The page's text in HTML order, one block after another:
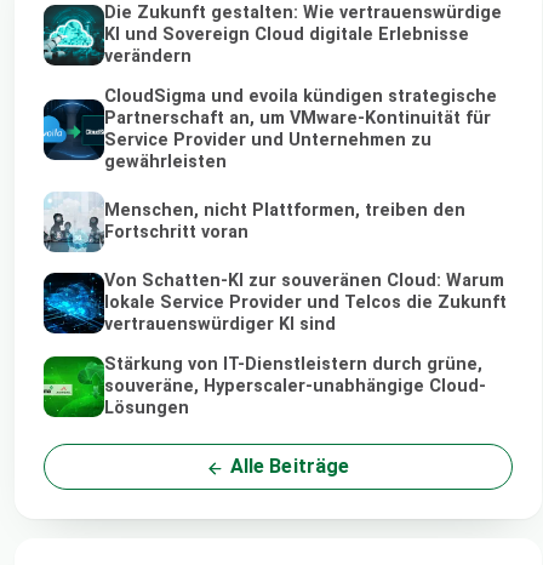
Die Zukunft gestalten: Wie vertrauenswürdige
KI und Sovereign Cloud digitale Erlebnisse
verändern
CloudSigma und evoila kündigen strategische
Partnerschaft an, um VMware-Kontinuität für
Service Provider und Unternehmen zu
gewährleisten
Menschen, nicht Plattformen, treiben den
Fortschritt voran
Von Schatten-KI zur souveränen Cloud: Warum
lokale Service Provider und Telcos die Zukunft
vertrauenswürdiger KI sind
Stärkung von IT-Dienstleistern durch grüne,
souveräne, Hyperscaler-unabhängige Cloud-
Lösungen
Alle Beiträge